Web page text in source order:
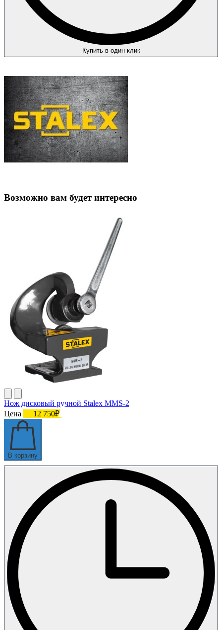
Купить в один клик
Возможно вам будет интересно
Нож дисковый ручной Stalex MMS-2
Цена
12 750₽
В корзину